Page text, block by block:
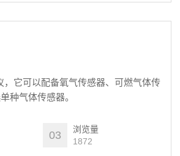
它可以配备氧气传感器、可燃气体传
种气体传感器。
03
浏览量
1872